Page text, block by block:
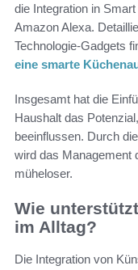
die Integration in
Amazon Alexa.
Technologie-Gadgets
eine smarte
Insgesamt hat die
Haushalt das
beeinflussen. Durch
wird das Management
müheloser.
Wie
im Alltag?
Die Integration von